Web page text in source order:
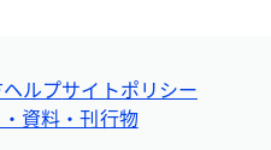
ルプサイトポリシー
資料・刊行物